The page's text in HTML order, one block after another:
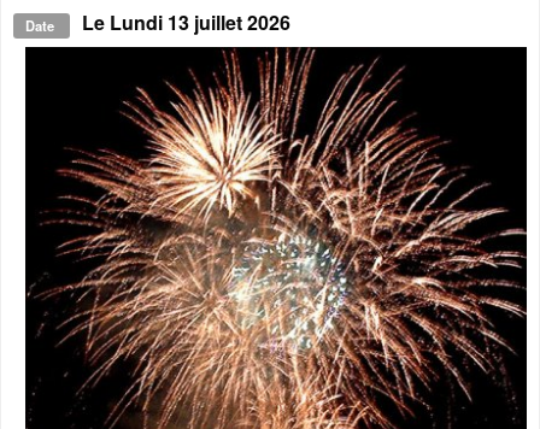
Date Le Lundi 13 juillet 2026